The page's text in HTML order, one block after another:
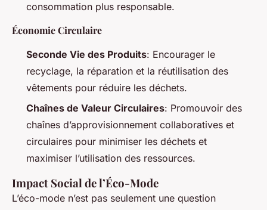
consommation plus responsable.
Économie Circulaire
Seconde Vie des Produits: Encourager le
recyclage, la réparation et la réutilisation des
vêtements pour réduire les déchets.
Chaînes de Valeur Circulaires: Promouvoir des
chaînes d’approvisionnement collaboratives et
circulaires pour minimiser les déchets et
maximiser l’utilisation des ressources.
Impact Social de l’Éco-Mode
L’éco-mode n’est pas seulement une question